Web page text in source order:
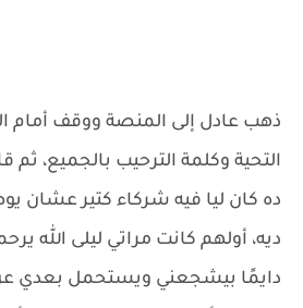
ذهب عادل إلى المنصة ووقف أمام
التحية وكلمة الترحيب بالجميع، ثم
ده كان ليا فيه شركاء كتير عشان
ديه، أولهم كانت مراتي ليلى الله
دايمًا بيشجعني ويستحمل بعدي عن